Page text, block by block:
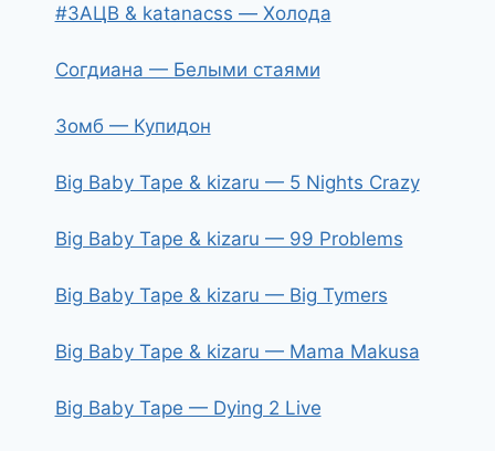
#ЗАЦВ & katanacss — Холода
Согдиана — Белыми стаями
Зомб — Купидон
Big Baby Tape & kizaru — 5 Nights Crazy
Big Baby Tape & kizaru — 99 Problems
Big Baby Tape & kizaru — Big Tymers
Big Baby Tape & kizaru — Mama Makusa
Big Baby Tape — Dying 2 Live